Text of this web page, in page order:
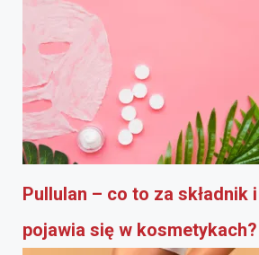
Pullulan – co to za składnik
pojawia się w kosmetykach?